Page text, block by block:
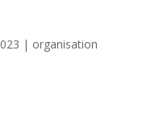
| organisation